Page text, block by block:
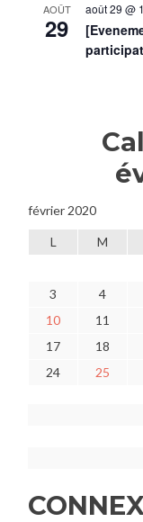
AOÛT
29
août 29 @
février 2020
L M
3
4
10
11
17
18
24
25